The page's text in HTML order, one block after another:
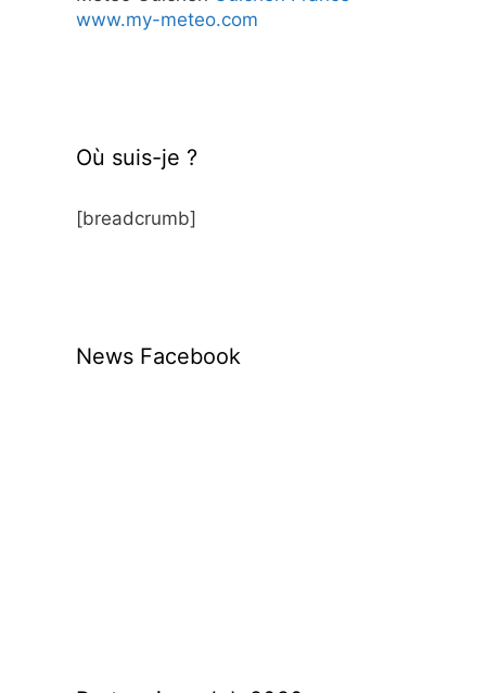
www.my-meteo.com
Où suis-je ?
[breadcrumb]
News Facebook